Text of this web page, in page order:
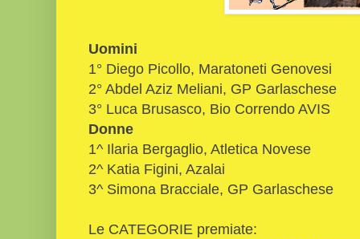
Uomini
1° Diego Picollo, Maratoneti Genovesi
2° Abdel Aziz Meliani, GP Garlaschese
3° Luca Brusasco, Bio Correndo AVIS
Donne
1^ Ilaria Bergaglio, Atletica Novese
2^ Katia Figini, Azalai
3^ Simona Bracciale, GP Garlaschese
Le CATEGORIE premiate: